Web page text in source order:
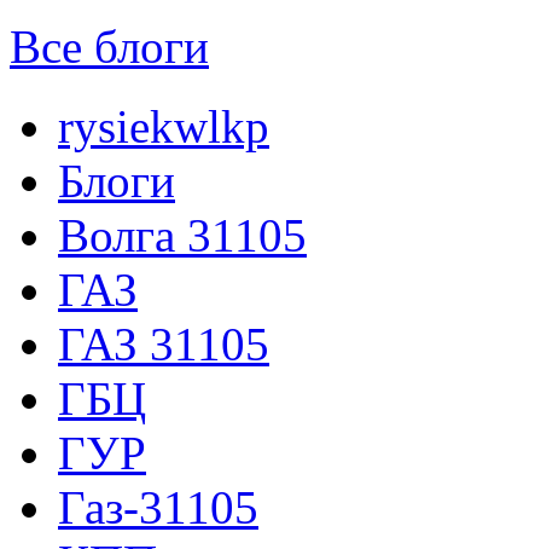
Все блоги
rysiekwlkp
Блоги
Волга 31105
ГАЗ
ГАЗ 31105
ГБЦ
ГУР
Газ-31105